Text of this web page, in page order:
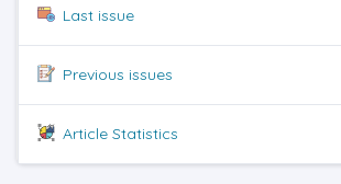
Last issue
Previous issues
Article Statistics